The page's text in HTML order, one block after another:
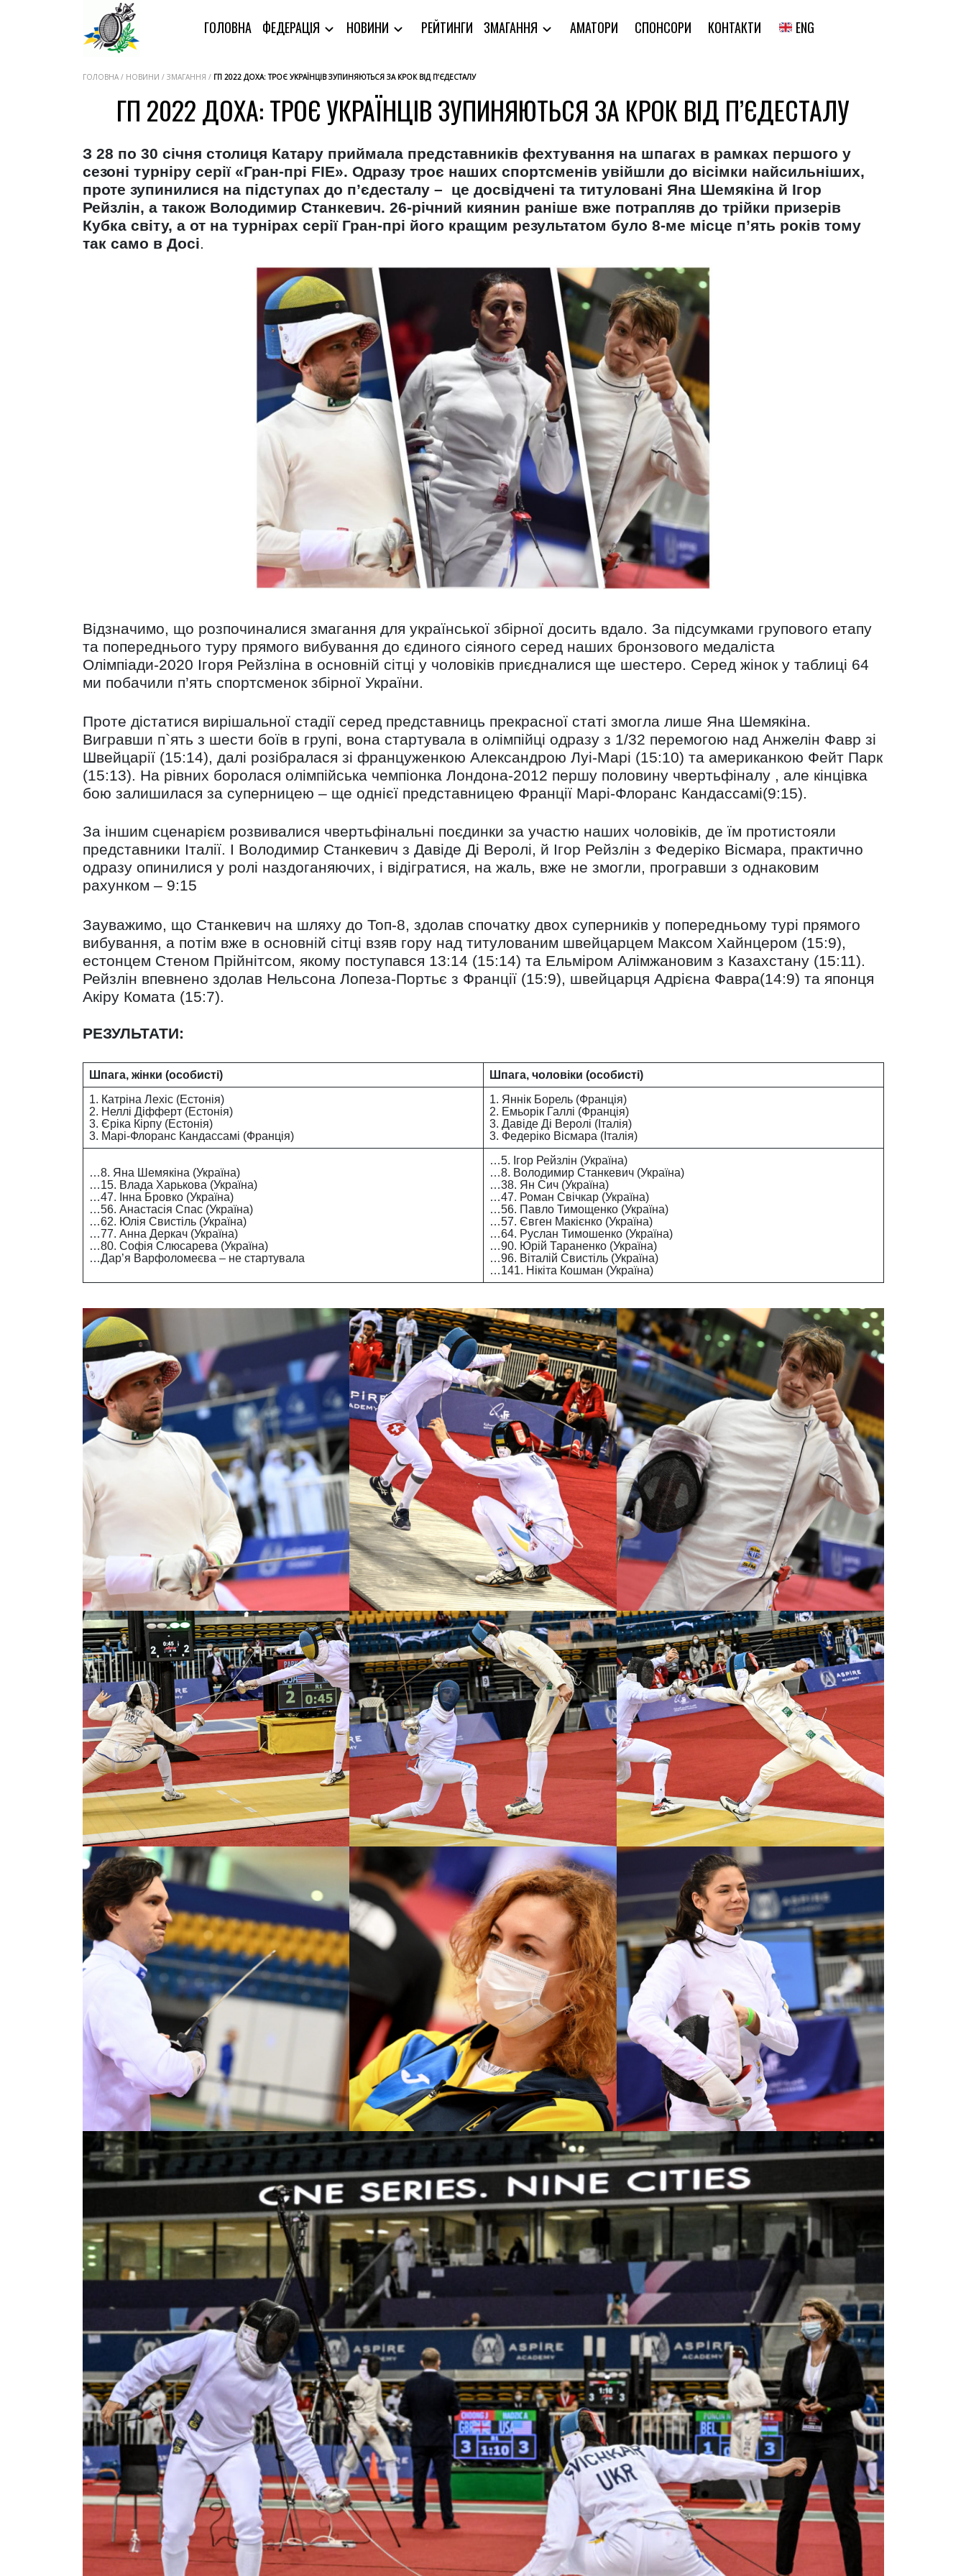
ГОЛОВНА ФЕДЕРАЦІЯ НОВИНИ РЕЙТИНГИ ЗМАГАННЯ АМАТОРИ СПОНСОРИ КОНТАКТИ ENG
ГОЛОВНА / НОВИНИ / ЗМАГАННЯ / ГП 2022 ДОХА: ТРОЄ УКРАЇНЦІВ ЗУПИНЯЮТЬСЯ ЗА КРОК ВІД П’ЄДЕСТАЛУ
ГП 2022 ДОХА: ТРОЄ УКРАЇНЦІВ ЗУПИНЯЮТЬСЯ ЗА КРОК ВІД П’ЄДЕСТАЛУ
З 28 по 30 січня столиця Катару приймала представників фехтування на шпагах в рамках першого у
сезоні турніру серії «Гран-прі FIE». Одразу троє наших спортсменів увійшли до вісімки найсильніших,
проте зупинилися на підступах до п’єдесталу – це досвідчені та титуловані Яна Шемякіна й Ігор
Рейзлін, а також Володимир Станкевич. 26-річний киянин раніше вже потрапляв до трійки призерів
Кубка світу, а от на турнірах серії Гран-прі його кращим результатом було 8-ме місце п’ять років тому
так само в Досі.
Відзначимо, що розпочиналися змагання для української збірної досить вдало. За підсумками групового етапу
та попереднього туру прямого вибування до єдиного сіяного серед наших бронзового медаліста
Олімпіади-2020 Ігоря Рейзліна в основній сітці у чоловіків приєдналися ще шестеро. Серед жінок у таблиці 64
ми побачили п’ять спортсменок збірної України.
Проте дістатися вирішальної стадії серед представниць прекрасної статі змогла лише Яна Шемякіна.
Вигравши п`ять з шести боїв в групі, вона стартувала в олімпійці одразу з 1/32 перемогою над Анжелін Фавр зі
Швейцарії (15:14), далі розібралася зі француженкою Александрою Луі-Марі (15:10) та американкою Фейт Парк
(15:13). На рівних боролася олімпійська чемпіонка Лондона-2012 першу половину чвертьфіналу , але кінцівка
бою залишилася за суперницею – ще однієї представницею Франції Марі-Флоранс Кандассамі(9:15).
За іншим сценарієм розвивалися чвертьфінальні поєдинки за участю наших чоловіків, де їм протистояли
представники Італії. І Володимир Станкевич з Давіде Ді Веролі, й Ігор Рейзлін з Федеріко Вісмара, практично
одразу опинилися у ролі наздоганяючих, і відігратися, на жаль, вже не змогли, програвши з однаковим
рахунком – 9:15
Зауважимо, що Станкевич на шляху до Топ-8, здолав спочатку двох суперників у попередньому турі прямого
вибування, а потім вже в основній сітці взяв гору над титулованим швейцарцем Максом Хайнцером (15:9),
естонцем Стеном Прійнітсом, якому поступався 13:14 (15:14) та Ельміром Алімжановим з Казахстану (15:11).
Рейзлін впевнено здолав Нельсона Лопеза-Портьє з Франції (15:9), швейцарця Адрієна Фавра(14:9) та японця
Акіру Комата (15:7).
РЕЗУЛЬТАТИ:
Шпага, жінки (особисті)
Шпага, чоловіки (особисті)
1. Катріна Лехіс (Естонія)
2. Неллі Діфферт (Естонія)
3. Єріка Кірпу (Естонія)
3. Марі-Флоранс Кандассамі (Франція)
1. Яннік Борель (Франція)
2. Емьорік Галлі (Франція)
3. Давіде Ді Веролі (Італія)
3. Федеріко Вісмара (Італія)
…8. Яна Шемякіна (Україна)
…15. Влада Харькова (Україна)
…47. Інна Бровко (Україна)
…56. Анастасія Спас (Україна)
…62. Юлія Свистіль (Україна)
…77. Анна Деркач (Україна)
…80. Софія Слюсарева (Україна)
…Дар’я Варфоломеєва – не стартувала
…5. Ігор Рейзлін (Україна)
…8. Володимир Станкевич (Україна)
…38. Ян Сич (Україна)
…47. Роман Свічкар (Україна)
…56. Павло Тимощенко (Україна)
…57. Євген Макієнко (Україна)
…64. Руслан Тимошенко (Україна)
…90. Юрій Тараненко (Україна)
…96. Віталій Свистіль (Україна)
…141. Нікіта Кошман (Україна)